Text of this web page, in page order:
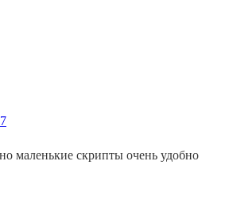
маленькие скрипты очень удобно